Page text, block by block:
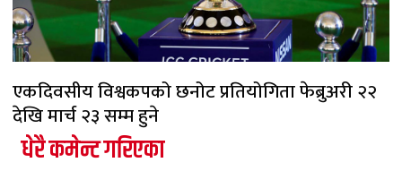
एकदिवसीय विश्वकपको छनोट प्रतियोगिता फेब्रुअरी २२
देखि मार्च २३ सम्म हुने
धेरै कमेन्ट गरिएका